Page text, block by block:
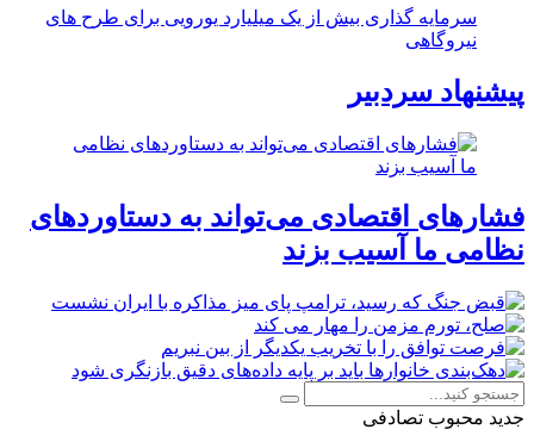
سرمایه گذاری بیش از یک میلیارد یورویی برای طرح های
نیروگاهی
پیشنهاد سردبیر
فشارهای اقتصادی می‌تواند به دستاوردهای
نظامی ما آسیب بزند
جدید محبوب تصادفی